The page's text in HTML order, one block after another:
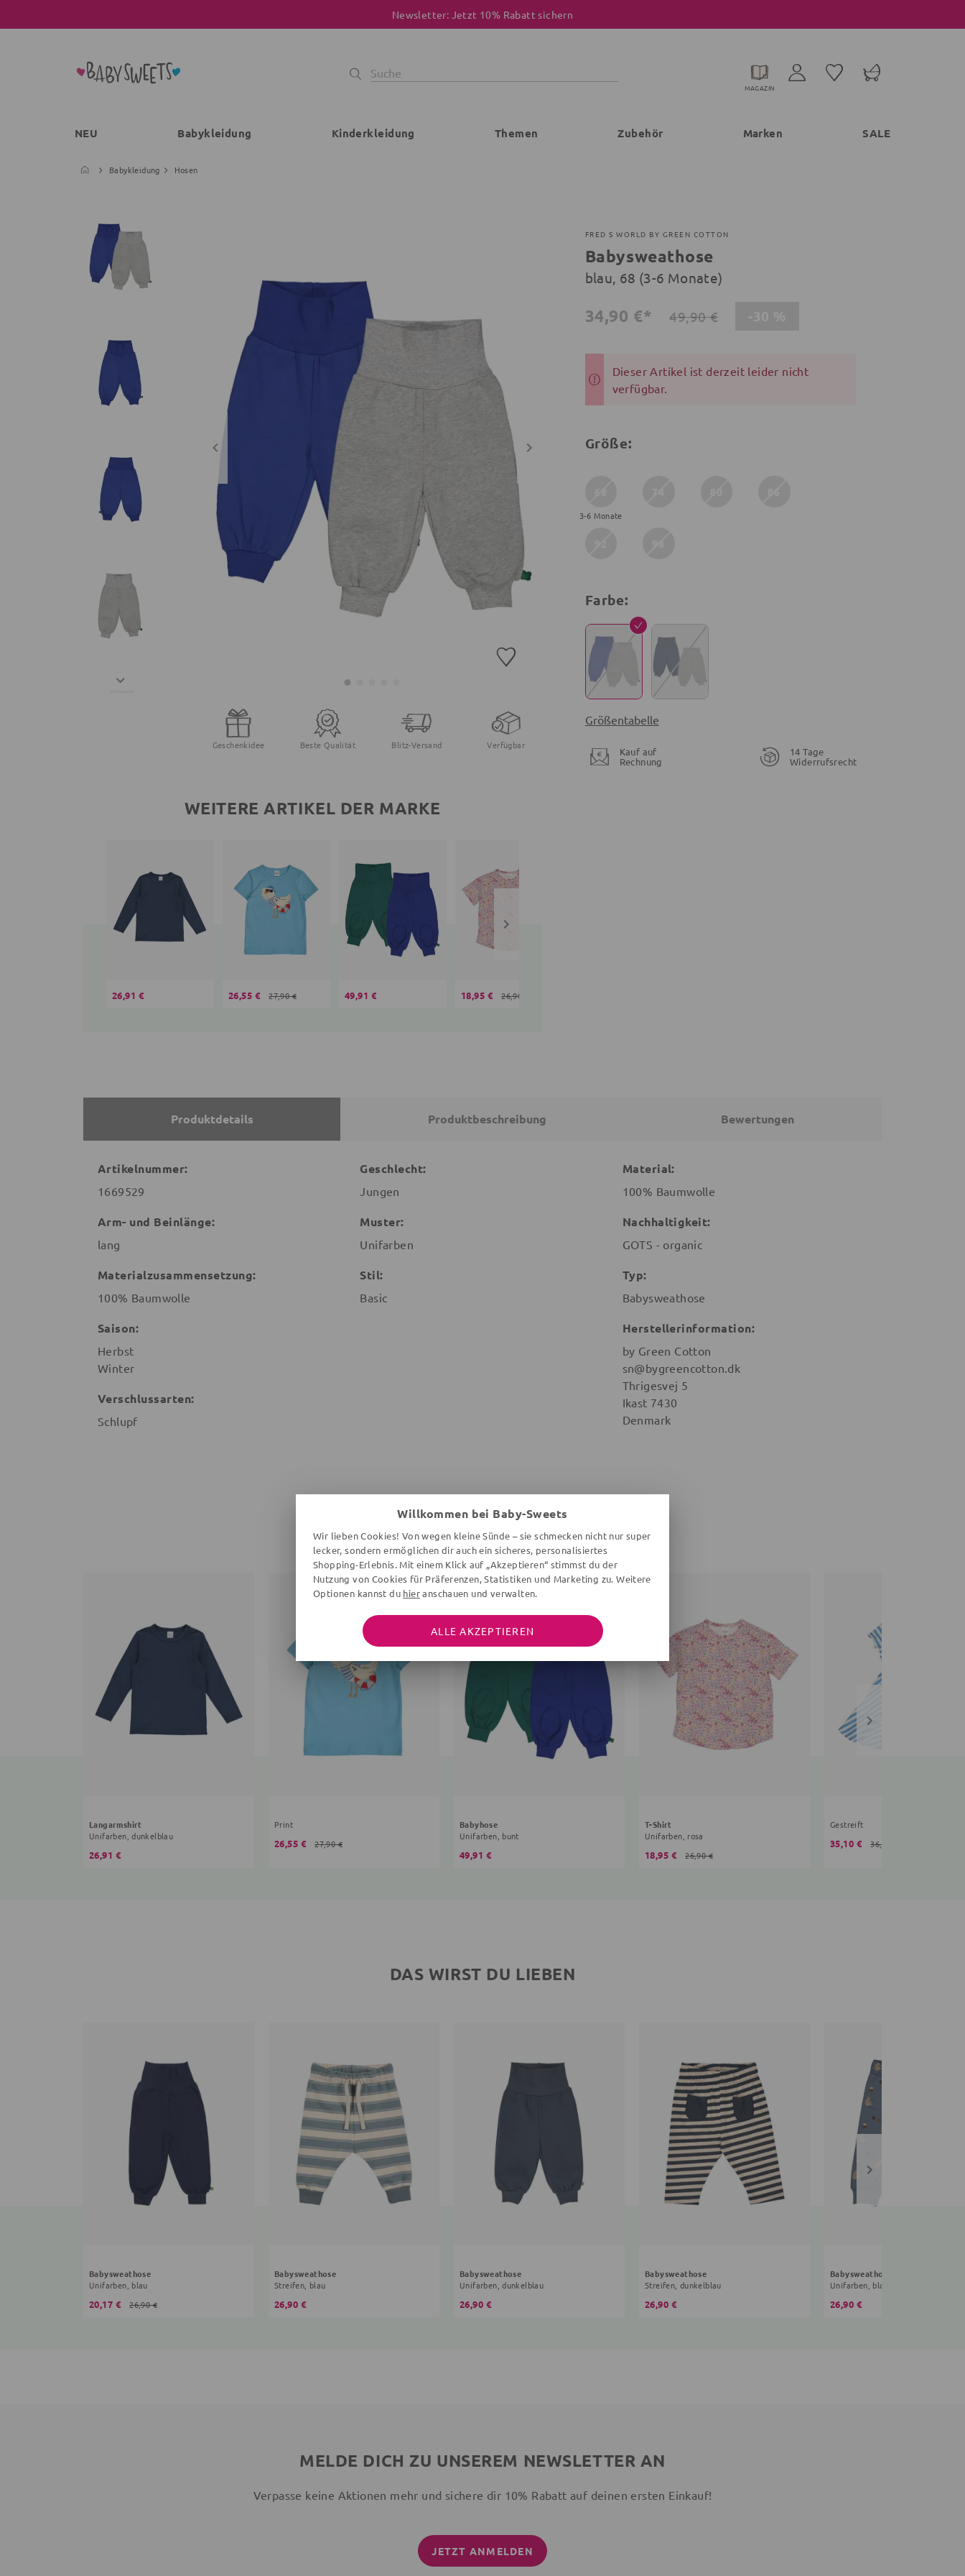
Newsletter: Jetzt 10% Rabatt sichern
MAGAZIN
NEU Babykleidung Kinderkleidung Themen Zubehör Marken SALE
Babykleidung Hosen
Geschenkidee Beste Qualität Blitz-Versand Verfügbar
WEITERE ARTIKEL DER MARKE
26,91 € 26,55 € 27,90 € 49,91 € 18,95 € 26,90 €
FRED S WORLD BY GREEN COTTON
Babysweathose
blau, 68 (3-6 Monate)
34,90 €* 49,90 €
Dieser Artikel ist derzeit leider nicht
verfügbar.
Größe:
3-6 Monate
Farbe:
Größentabelle
Kauf auf
Rechnung
14 Tage
Widerrufsrecht
Produktdetails Produktbeschreibung Bewertungen
Artikelnummer:
1669529
Arm- und Beinlänge:
lang
Materialzusammensetzung:
100% Baumwolle
Saison:
Herbst
Winter
Verschlussarten:
Schlupf
Geschlecht:
Jungen
Muster:
Unifarben
Stil:
Basic
Material:
100% Baumwolle
Nachhaltigkeit:
GOTS - organic
Typ:
Babysweathose
Herstellerinformation:
by Green Cotton
sn@bygreencotton.dk
Thrigesvej 5
Ikast 7430
Denmark
WEITERE ARTIKEL DER MARKE
Langarmshirt
Unifarben, dunkelblau
26,91 €
Print
26,55 € 27,90 €
Babyhose
Unifarben, bunt
49,91 €
T-Shirt
Unifarben, rosa
18,95 € 26,90 €
Gestreift
35,10 € 36,90 €
DAS WIRST DU LIEBEN
Babysweathose
Unifarben, blau
20,17 € 26,90 €
Babysweathose
Streifen, blau
26,90 €
Babysweathose
Unifarben, dunkelblau
26,90 €
Babysweathose
Streifen, dunkelblau
26,90 €
Babysweathose
Unifarben, blau
26,90 €
MELDE DICH ZU UNSEREM NEWSLETTER AN
Verpasse keine Aktionen mehr und sichere dir 10% Rabatt auf deinen ersten Einkauf!
JETZT ANMELDEN
Willkommen bei Baby-Sweets
Wir lieben Cookies! Von wegen kleine Sünde – sie schmecken nicht nur super
lecker, sondern ermöglichen dir auch ein sicheres, personalisiertes
Shopping-Erlebnis. Mit einem Klick auf „Akzeptieren“ stimmst du der
Nutzung von Cookies für Präferenzen, Statistiken und Marketing zu. Weitere
Optionen kannst du hieranschauen und verwalten.
ALLE AKZEPTIEREN